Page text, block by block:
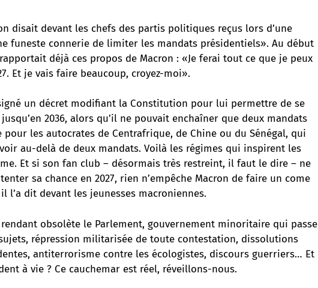
disait devant les chefs des partis politiques reçus lors d’une
funeste connerie de limiter les mandats présidentiels». Au début
déjà ces propos de Macron : «Je ferai tout ce que je peux
Et je vais faire beaucoup, croyez-moi».
un décret modifiant la Constitution pour lui permettre de se
2036, alors qu’il ne pouvait enchaîner que deux mandats
pour les autocrates de Centrafrique, de Chine ou du Sénégal, qui
au-delà de deux mandats. Voilà les régimes qui inspirent les
. Et si son fan club – désormais très restreint, il faut le dire – ne
sa chance en 2027, rien n’empêche Macron de faire un come
l’a dit devant les jeunesses macroniennes.
rendant obsolète le Parlement, gouvernement minoritaire qui passe
répression militarisée de toute contestation, dissolutions
antiterrorisme contre les écologistes, discours guerriers… Et
à vie ? Ce cauchemar est réel, réveillons-nous.